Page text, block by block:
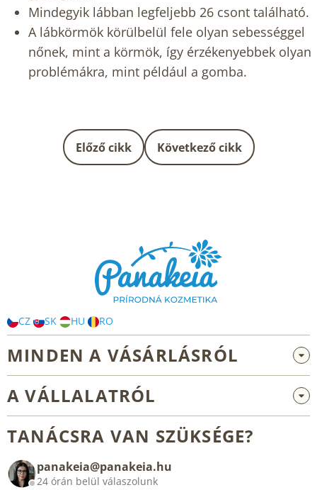
Mindegyik lábban legfeljebb 26 csont található.
A lábkörmök körülbelül fele olyan sebességgel
nőnek, mint a körmök, így érzékenyebbek olyan
problémákra, mint például a gomba.
Előző cikk Következő cikk
CZ SK HU RO
MINDEN A VÁSÁRLÁSRÓL
Nagykereskedelem és együttműködés
Általános üzleti feltételek
A VÁLLALATRÓL
Kapcsolat
TANÁCSRA VAN SZÜKSÉGE?
panakeia@panakeia.hu
24 órán belül válaszolunk